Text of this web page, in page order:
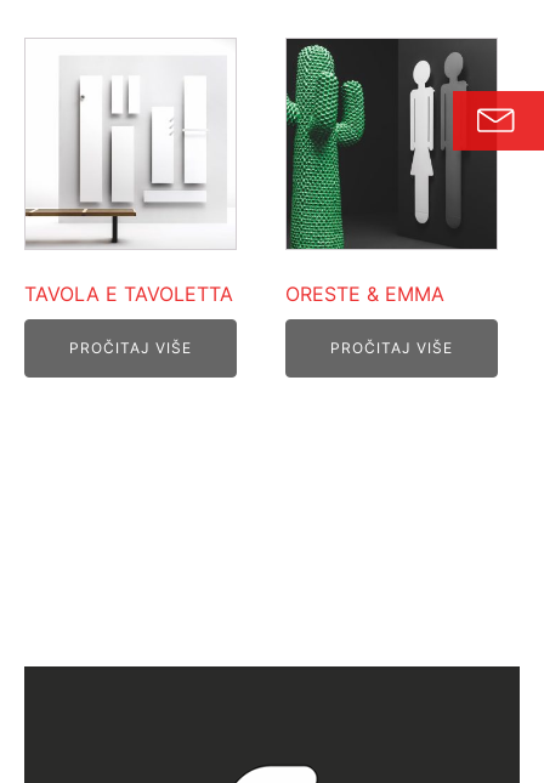
TAVOLA E TAVOLETTA
PROČITAJ VIŠE
ORESTE & EMMA
PROČITAJ VIŠE